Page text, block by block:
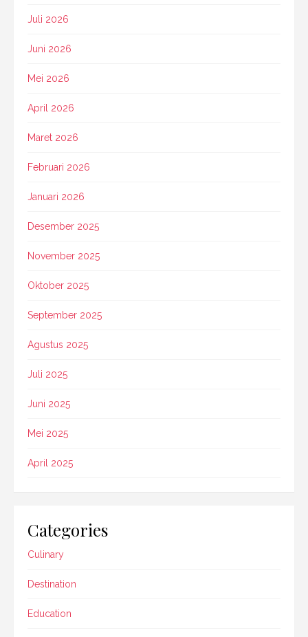
Juli 2026
Juni 2026
Mei 2026
April 2026
Maret 2026
Februari 2026
Januari 2026
Desember 2025
November 2025
Oktober 2025
September 2025
Agustus 2025
Juli 2025
Juni 2025
Mei 2025
April 2025
Categories
Culinary
Destination
Education